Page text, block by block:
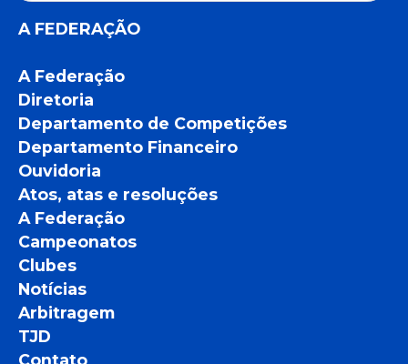
A FEDERAÇÃO
A Federação
Diretoria
Departamento de Competições
Departamento Financeiro
Ouvidoria
Atos, atas e resoluções
A Federação
Campeonatos
Clubes
Notícias
Arbitragem
TJD